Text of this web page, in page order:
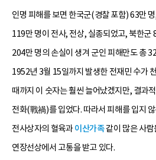
인명 피해를 보면 한국군(경찰 포함) 63만
119만 명이 전사, 전상, 실종되었고, 북한군
204만 명의 손실이 생겨 군인 피해만도 총
1952년 3월 15일까지 발생한 전재민 수가
때까지 이 숫자는 훨씬 늘어났겠지만, 결과
전화(戰禍)를 입었다. 따라서 피해를 입지
전사상자의 혈육과이산가족같이 많은 사람
연장선상에서 고통을 받고 있다.